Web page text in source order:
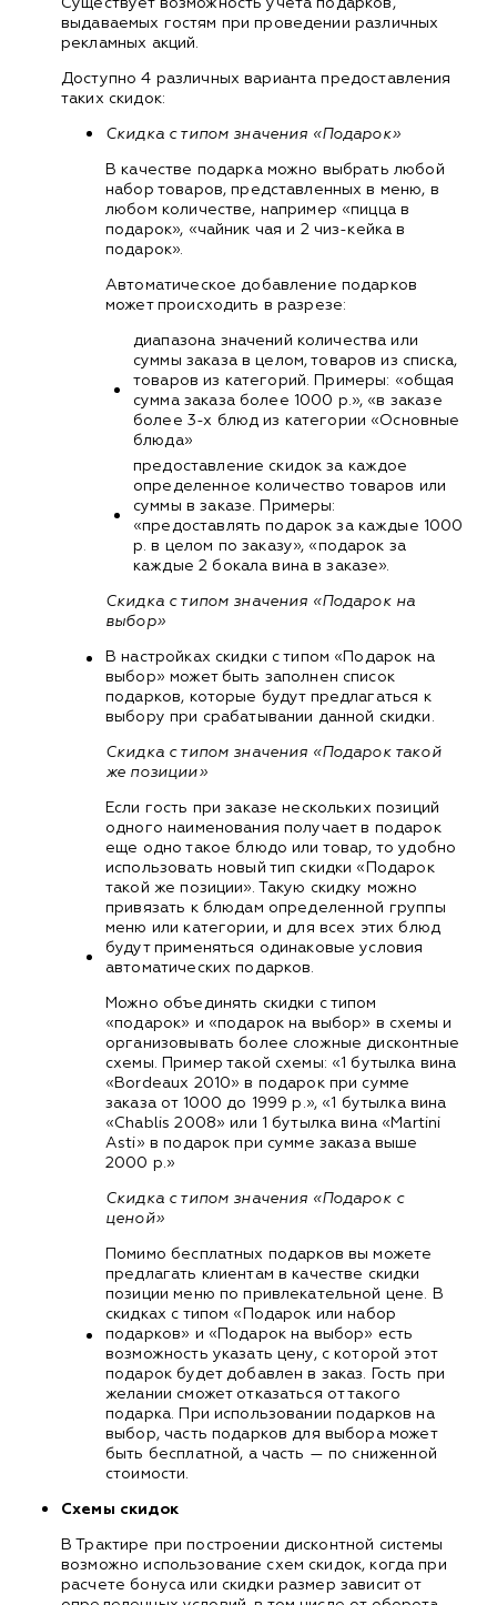
Существует возможность учета подарков,
выдаваемых гостям при проведении различных
рекламных акций.
Доступно 4 различных варианта предоставления
таких скидок:
Скидка с типом значения «Подарок»
В качестве подарка можно выбрать любой
набор товаров, представленных в меню, в
любом количестве, например «пицца в
подарок», «чайник чая и 2 чиз-кейка в
подарок».
Автоматическое добавление подарков
может происходить в разрезе:
диапазона значений количества или
суммы заказа в целом, товаров из списка,
товаров из категорий. Примеры: «общая
сумма заказа более 1000 р.», «в заказе
более 3-х блюд из категории «Основные
блюда»
предоставление скидок за каждое
определенное количество товаров или
суммы в заказе. Примеры:
«предоставлять подарок за каждые 1000
р. в целом по заказу», «подарок за
каждые 2 бокала вина в заказе».
Скидка с типом значения «Подарок на
выбор»
В настройках скидки с типом «Подарок на
выбор» может быть заполнен список
подарков, которые будут предлагаться к
выбору при срабатывании данной скидки.
Скидка с типом значения «Подарок такой
же позиции»
Если гость при заказе нескольких позиций
одного наименования получает в подарок
еще одно такое блюдо или товар, то удобно
использовать новый тип скидки «Подарок
такой же позиции». Такую скидку можно
привязать к блюдам определенной группы
меню или категории, и для всех этих блюд
будут применяться одинаковые условия
автоматических подарков.
Можно объединять скидки с типом
«подарок» и «подарок на выбор» в схемы и
организовывать более сложные дисконтные
схемы. Пример такой схемы: «1 бутылка вина
«Bordeaux 2010» в подарок при сумме
заказа от 1000 до 1999 р.», «1 бутылка вина
«Chablis 2008» или 1 бутылка вина «Martini
Asti» в подарок при сумме заказа выше
2000 р.»
Скидка с типом значения «Подарок с
ценой»
Помимо бесплатных подарков вы можете
предлагать клиентам в качестве скидки
позиции меню по привлекательной цене. В
скидках с типом «Подарок или набор
подарков» и «Подарок на выбор» есть
возможность указать цену, с которой этот
подарок будет добавлен в заказ. Гость при
желании сможет отказаться от такого
подарка. При использовании подарков на
выбор, часть подарков для выбора может
быть бесплатной, а часть — по сниженной
стоимости.
Схемы скидок
В Трактире при построении дисконтной системы
возможно использование схем скидок, когда при
расчете бонуса или скидки размер зависит от